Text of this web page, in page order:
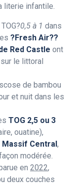
literie infantile.
0,5 à 1 dans
?Fresh Air??
Red Castle ont
sur le littoral
de bambou
et nuit dans les
TOG 2,5 ou 3
ouatine),
Massif Central ,
modérée.
en 2022,
deux couches